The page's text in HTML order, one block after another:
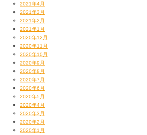
2021年4月
2021年3月
2021年2月
2021年1月
2020年12月
2020年11月
2020年10月
2020年9月
2020年8月
2020年7月
2020年6月
2020年5月
2020年4月
2020年3月
2020年2月
2020年1月